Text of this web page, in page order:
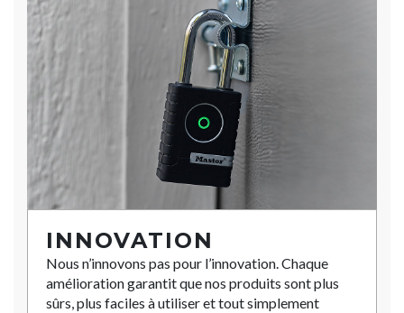
INNOVATION
Nous n’innovons pas pour l’innovation. Chaque
amélioration garantit que nos produits sont plus
sûrs, plus faciles à utiliser et tout simplement